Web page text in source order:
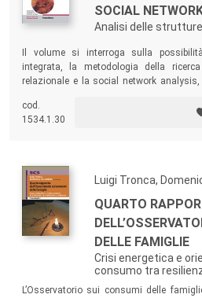
SOCIAL
Analisi delle
Il volume si interroga sulla
integrata, la metodologia della
relazionale e la social network
proposta di una soluzione comune alla
cod.
1534.1.30
Luigi Tronca,
QUARTO
DELLE FAMIGLIE
Crisi energetica e
consumo tra
L’Osservatorio sui consumi delle